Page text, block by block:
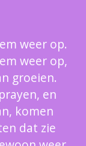
weer op.
weer op,
groeien.
en
komen
dat zie